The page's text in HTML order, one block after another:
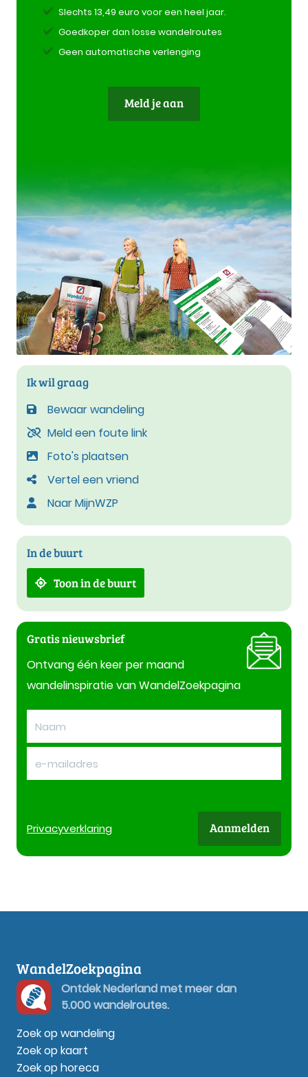
Slechts 13,49 euro voor een heel jaar.
Goedkoper dan losse wandelroutes
Geen automatische verlenging
Meld je aan
Ik wil graag
Bewaar wandeling
Meld een foute link
Foto's plaatsen
Vertel een vriend
Naar MijnWZP
In de buurt
Toon in de buurt
Gratis nieuwsbrief
Ontvang één keer per maand
wandelinspiratie van WandelZoekpagina
Privacyverklaring Aanmelden
WandelZoekpagina
Ontdek Nederland met meer dan
5.000 wandelroutes.
Zoek op wandeling
Zoek op kaart
Zoek op horeca